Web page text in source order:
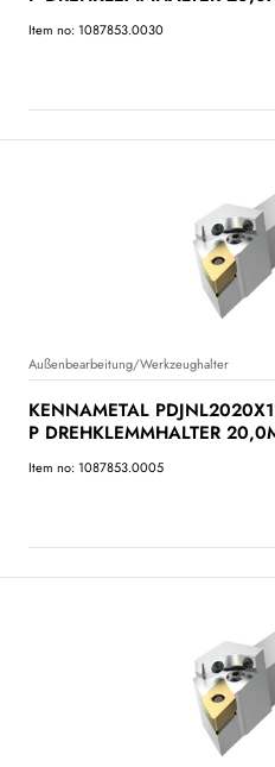
Item no: 1087853.0030
Außenbearbeitung/Werkzeughalter
KENNAMETAL
P DREHKLEMMHALTER
Item no: 1087853.0005